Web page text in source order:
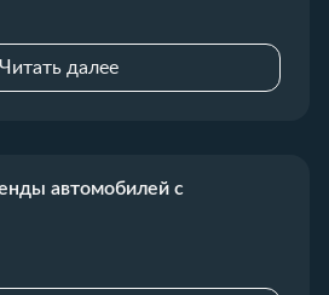
Читать далее
автомобилей с